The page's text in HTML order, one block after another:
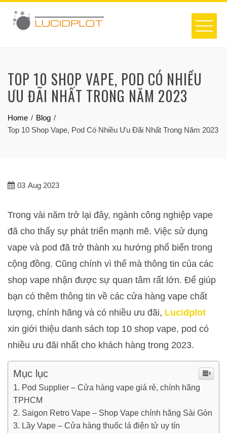
TOP 10 SHOP VAPE, POD CÓ NHIỀU
ƯU ĐÃI NHẤT TRONG NĂM 2023
Home
Blog
Top 10 Shop Vape, Pod Có Nhiều Ưu Đãi Nhất Trong Năm 2023
03 Aug 2023
Trong vài năm trở lại đây, ngành công nghiệp vape
đã cho thấy sự phát triển mạnh mẽ. Việc sử dụng
vape và pod đã trở thành xu hướng phổ biến trong
cộng đồng. Cũng chính vì thế mà thông tin của các
shop vape nhận được sự quan tâm rất lớn. Để giúp
bạn có thêm thông tin về các cửa hàng vape chất
lượng, chính hãng và có nhiều ưu đãi, Lucidplot
xin giới thiệu danh sách top 10 shop vape, pod có
nhiều ưu đãi nhất cho khách hàng trong 2023.
Mục lục
Pod Supplier – Cửa hàng vape giá rẻ, chính hãng
TPHCM
Saigon Retro Vape – Shop Vape chính hãng Sài Gòn
Lầy Vape – Cửa hàng thuốc lá điện tử uy tín